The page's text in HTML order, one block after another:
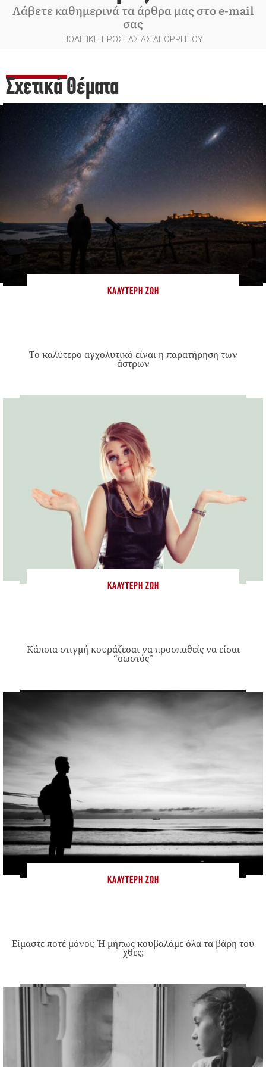
Λάβετε καθημερινά τα άρθρα μας στο e-mail
σας
ΠΟΛΙΤΙΚΗ ΠΡΟΣΤΑΣΙΑΣ ΑΠΟΡΡΗΤΟΥ
Σχετικά Θέματα
ΚΑΛΎΤΕΡΗ ΖΩΉ
Το καλύτερο αγχολυτικό είναι η παρατήρηση των
άστρων
ΚΑΛΎΤΕΡΗ ΖΩΉ
Κάποια στιγμή κουράζεσαι να προσπαθείς να είσαι
“σωστός”
ΚΑΛΎΤΕΡΗ ΖΩΉ
Είμαστε ποτέ μόνοι; Ή μήπως κουβαλάμε όλα τα βάρη του
χθες;